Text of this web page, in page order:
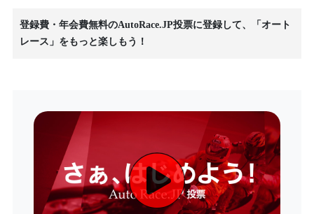
登録費・年会費無料のAutoRace.JP投票に登録して、「オート
レース」をもっと楽しもう！